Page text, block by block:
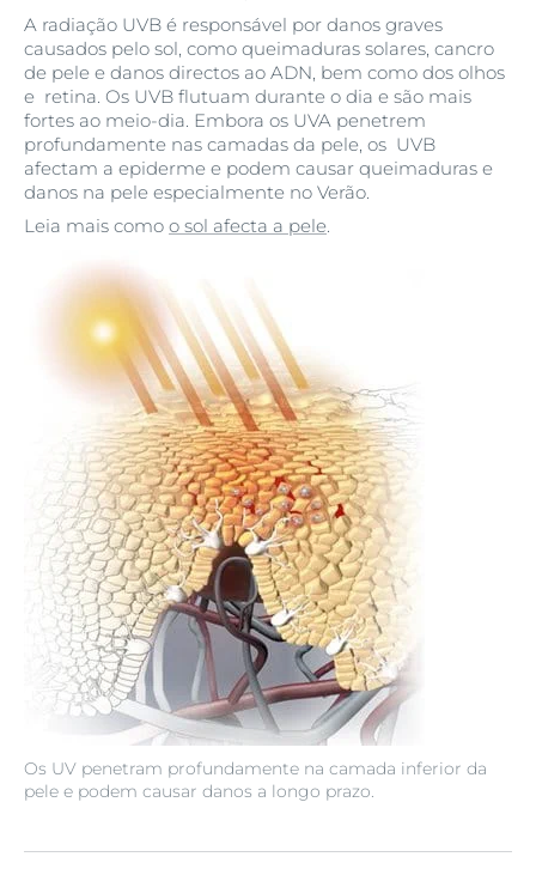
Os UV penetram profundamente na camada inferior da
pele e podem causar danos a longo prazo.
A radiação UVB é responsável por danos graves
causados ​​pelo sol, como queimaduras solares, cancro
de pele e danos directos ao ADN, bem como dos olhos
e retina. Os UVB flutuam durante o dia e são mais
fortes ao meio-dia. Embora os UVA penetrem
profundamente nas camadas da pele, os UVB
afectam a epiderme e podem causar queimaduras e
danos na pele especialmente no Verão.
Leia mais como o sol afecta a pele.